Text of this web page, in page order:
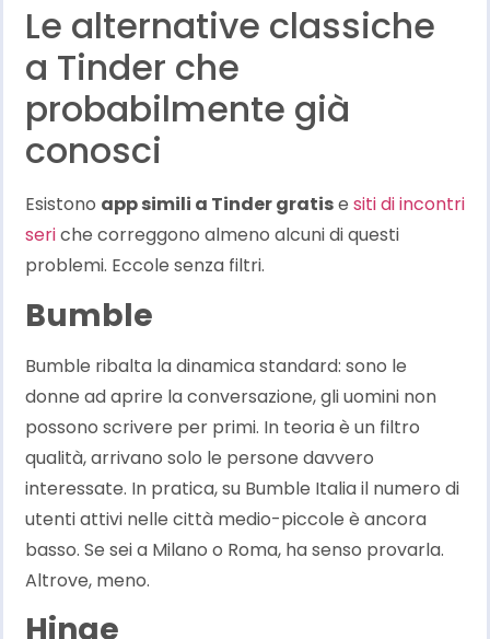
Le alternative classiche
a Tinder che
probabilmente già
conosci
Esistono app simili a Tinder gratise siti di incontri
seriche correggono almeno alcuni di questi
problemi. Eccole senza filtri.
Bumble
Bumble ribalta la dinamica standard: sono le
donne ad aprire la conversazione, gli uomini non
possono scrivere per primi. In teoria è un filtro
qualità, arrivano solo le persone davvero
interessate. In pratica, su Bumble Italia il numero di
utenti attivi nelle città medio-piccole è ancora
basso. Se sei a Milano o Roma, ha senso provarla.
Altrove, meno.
Hinge